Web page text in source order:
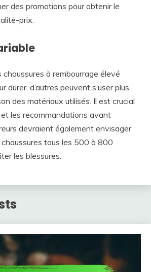
des promotions pour obtenir le
prix.
à rembourrage élevé
durer, d’autres peuvent s’user plus
des matériaux utilisés. Il est crucial
les recommandations avant
devraient également envisager
tous les 500 à 800
les blessures.